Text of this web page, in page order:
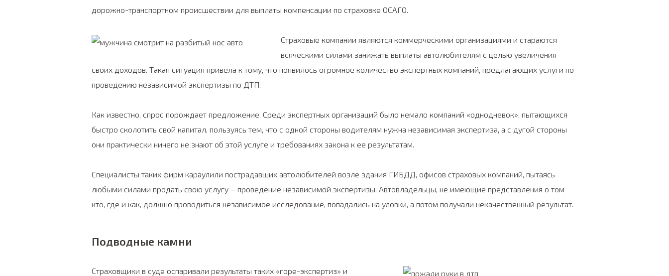
дорожно-транспортном происшествии для выплаты компенсации по страховке ОСАГО.
Страховые компании являются коммерческими организациями и стараются
всяческими силами занижать выплаты автолюбителям с целью увеличения
своих доходов. Такая ситуация привела к тому, что появилось огромное количество экспертных компаний, предлагающих услуги по
проведению независимой экспертизы по ДТП.
Как известно, спрос порождает предложение. Среди экспертных организаций было немало компаний «однодневок», пытающихся
быстро сколотить свой капитал, пользуясь тем, что с одной стороны водителям нужна независимая экспертиза, а с дугой стороны
они практически ничего не знают об этой услуге и требованиях закона к ее результатам.
Специалисты таких фирм караулили пострадавших автолюбителей возле здания ГИБДД, офисов страховых компаний, пытаясь
любыми силами продать свою услугу – проведение независимой экспертизы. Автовладельцы, не имеющие представления о том
кто, где и как, должно проводиться независимое исследование, попадались на уловки, а потом получали некачественный результат.
Подводные камни
Страховщики в суде оспаривали результаты таких «горе-экспертиз» и